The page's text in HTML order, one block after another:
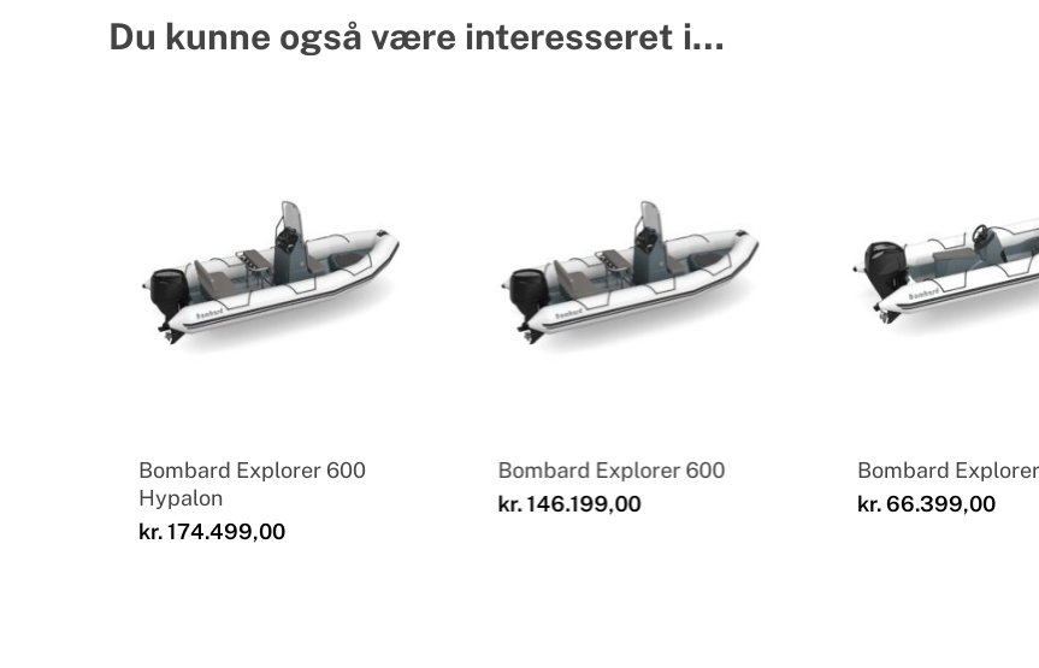
Du kunne også være interesseret i…
Bombard Explorer 600
Hypalon
kr.174.499,00
Bombard Explorer 600
kr.146.199,00
Bombard
kr.66.399,00